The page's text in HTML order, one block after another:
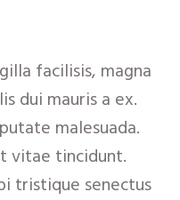
facilisis, magna
dui mauris a ex.
malesuada.
vitae tincidunt.
tristique senectus